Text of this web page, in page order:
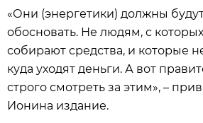
«Они (энергетики) должны
обосновать. Не людям, с
собирают средства, и которые
куда уходят деньги. А вот
строго смотреть за этим», –
Ионина издание.